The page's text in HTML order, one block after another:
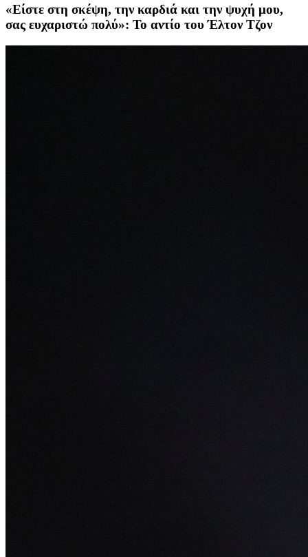
«Είστε στη σκέψη, την καρδιά και την ψυχή μου,
σας ευχαριστώ πολύ»: Το αντίο του Έλτον Τζον